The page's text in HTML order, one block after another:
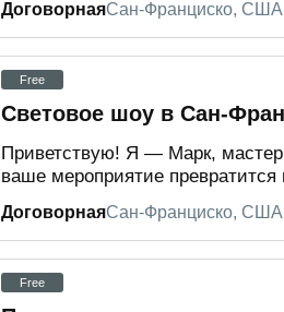
ДоговорнаяСан-Франциско, США
Free
Световое шоу в Сан-
Приветствую! Я — Марк,
ваше мероприятие
ДоговорнаяСан-Франциско, США
Free